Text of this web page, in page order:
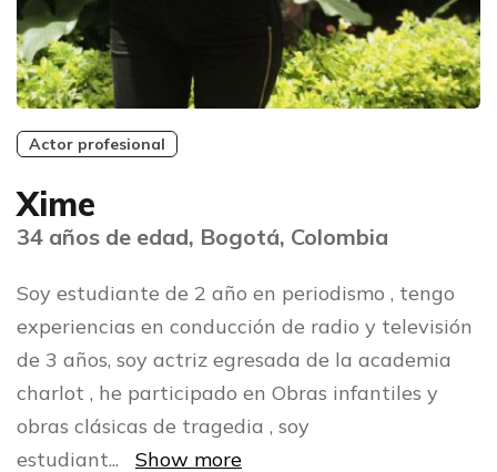
Actor profesional
Xime
34 años de edad, Bogotá, Colombia
Soy estudiante de 2 año en periodismo , tengo
experiencias en conducción de radio y televisión
de 3 años, soy actriz egresada de la academia
charlot , he participado en Obras infantiles y
obras clásicas de tragedia , soy
estudiant... Show more